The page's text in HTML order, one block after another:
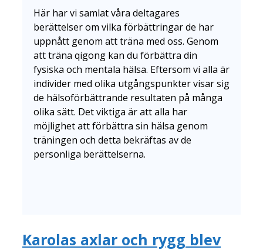
Här har vi samlat våra deltagares
berättelser om vilka förbättringar de har
uppnått genom att träna med oss. Genom
att träna qigong kan du förbättra din
fysiska och mentala hälsa. Eftersom vi alla är
individer med olika utgångspunkter visar sig
de hälsoförbättrande resultaten på många
olika sätt. Det viktiga är att alla har
möjlighet att förbättra sin hälsa genom
träningen och detta bekräftas av de
personliga berättelserna.
Karolas axlar och rygg blev